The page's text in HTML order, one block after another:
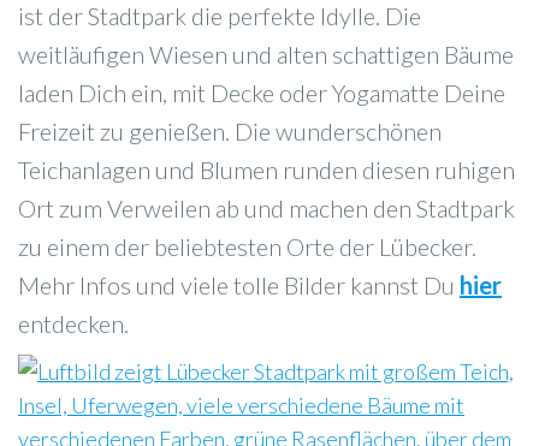
ist der Stadtpark die perfekte Idylle. Die
weitläufigen Wiesen und alten schattigen Bäume
laden Dich ein, mit Decke oder Yogamatte Deine
Freizeit zu genießen. Die wunderschönen
Teichanlagen und Blumen runden diesen ruhigen
Ort zum Verweilen ab und machen den Stadtpark
zu einem der beliebtesten Orte der Lübecker.
Mehr Infos und viele tolle Bilder kannst Du hier
entdecken.